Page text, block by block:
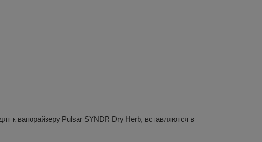
к вапорайзеру Pulsar SYNDR Dry Herb, вставляются в